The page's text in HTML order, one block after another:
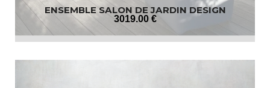
ENSEMBLE SALON DE JARDIN DESIGN
3019.00 €